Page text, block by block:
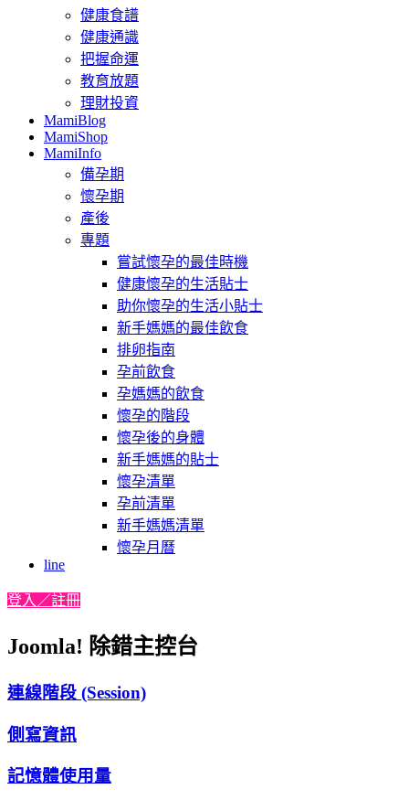
健康食譜
健康通識
把握命運
教育放題
理財投資
MamiBlog
MamiShop
MamiInfo
備孕期
懷孕期
產後
專題
嘗試懷孕的最佳時機
健康懷孕的生活貼士
助你懷孕的生活小貼士
新手媽媽的最佳飲食
排卵指南
孕前飲食
孕媽媽的飲食
懷孕的階段
懷孕後的身體
新手媽媽的貼士
懷孕清單
孕前清單
新手媽媽清單
懷孕月曆
line
登入／註冊
Joomla! 除錯主控台
連線階段 (Session)
側寫資訊
記憶體使用量